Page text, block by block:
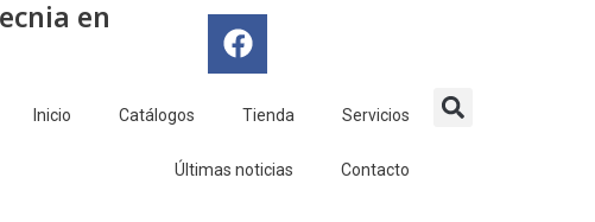
en
F
a
e
o
Inicio Catálogos Tienda Servicios
Últimas noticias Contacto